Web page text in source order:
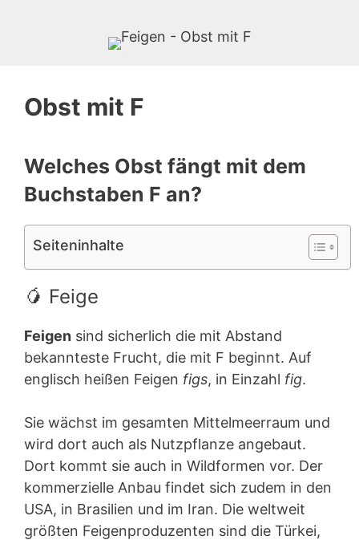
Obst mit F
Welches Obst fängt mit dem
Buchstaben F an?
Seiteninhalte
🥭 Feige
Feigen sind sicherlich die mit Abstand
bekannteste Frucht, die mit F beginnt. Auf
englisch heißen Feigen figs, in Einzahl fig.
Sie wächst im gesamten Mittelmeerraum und
wird dort auch als Nutzpflanze angebaut.
Dort kommt sie auch in Wildformen vor. Der
kommerzielle Anbau findet sich zudem in den
USA, in Brasilien und im Iran. Die weltweit
größten Feigenproduzenten sind die Türkei,